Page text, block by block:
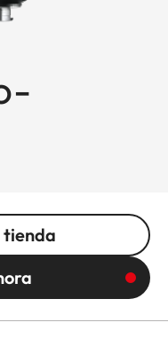
tienda